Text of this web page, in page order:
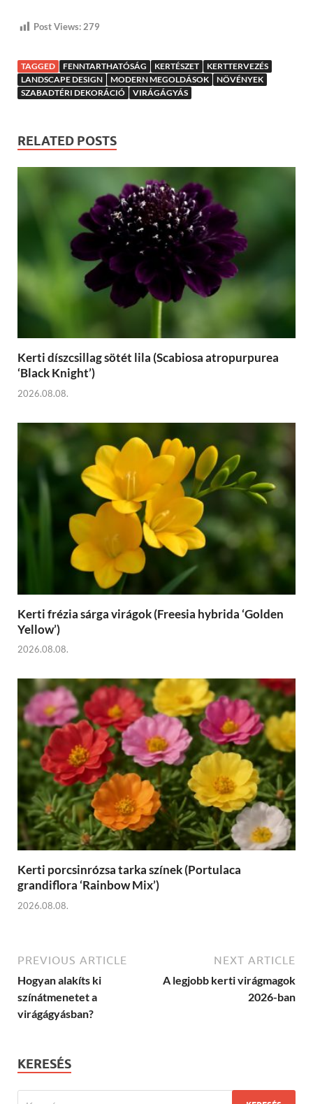
Post Views: 279
TAGGED FENNTARTHATÓSÁG KERTÉSZET
KERTTERVEZÉS
LANDSCAPE DESIGN
MODERN MEGOLDÁSOK
NÖVÉNYEK
SZABADTÉRI DEKORÁCIÓ
VIRÁGÁGYÁS
RELATED POSTS
Kerti díszcsillag sötét lila (Scabiosa atropurpurea
‘Black Knight’)
2026.08.08.
Kerti frézia sárga virágok (Freesia hybrida ‘Golden
Yellow’)
2026.08.08.
Kerti porcsinrózsa tarka színek (Portulaca
grandiflora ‘Rainbow Mix’)
2026.08.08.
PREVIOUS ARTICLE
Hogyan alakíts ki
színátmenetet a
virágágyásban?
NEXT ARTICLE
A legjobb kerti virágmagok
2026-ban
KERESÉS